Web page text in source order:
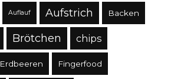
Auflauf Aufstrich Backen
Brötchen chips
Erdbeeren Fingerfood